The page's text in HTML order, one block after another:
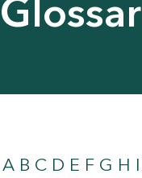
Glossar
A B C D E F G H I